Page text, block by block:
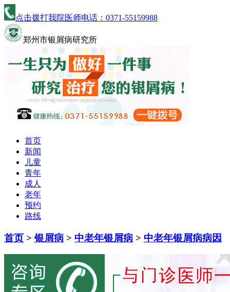
点击拨打我院医师电话： 0371-55159988
郑州市银屑病研究所
首页
新闻
儿童
青年
成人
老年
预约
路线
首页 >银屑病 > 中老年银屑病 > 中老年银屑病病因